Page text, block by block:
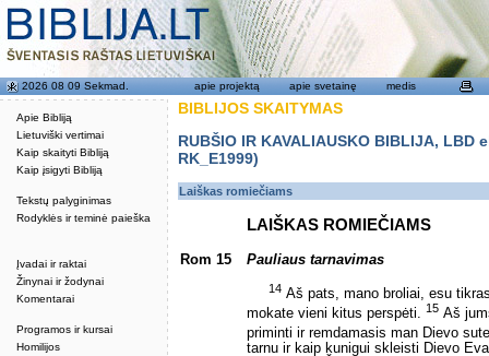
Apie Bibliją
Lietuviški vertimai
Kaip skaityti Bibliją
Kaip įsigyti Bibliją
Tekstų palyginimas
Rodyklės ir teminė paieška
Įvadai ir raktai
Žinynai ir žodynai
Komentarai
Programos ir kursai
Homilijos
2026 08 09 Sekmad. apie projektą apie svetainę medis
BIBLIJOS SKAITYMAS
RUBŠIO IR KAVALIAUSKO BIBLIJA,
RK_E1999)
Laiškas romiečiams
LAIŠKAS ROMIEČIAMS
Rom 15 Pauliaus tarnavimas
14 Aš pats, mano broliai, esu
mokate vieni kitus perspėti. 15 Aš
priminti ir remdamasis man Dievo
tarnu ir kaip kunigui skleisti Dievo